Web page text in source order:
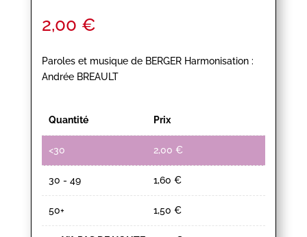
2,00 €
Paroles et musique de BERGER Harmonisation :
Andrée BREAULT
Quantité Prix
<30 2,00 €
30 - 49 1,60 €
50+ 1,50 €